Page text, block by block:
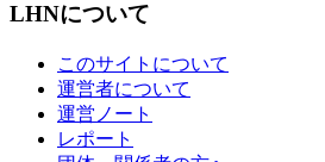
LHNについて
このサイトについて
運営者について
運営ノート
レポート